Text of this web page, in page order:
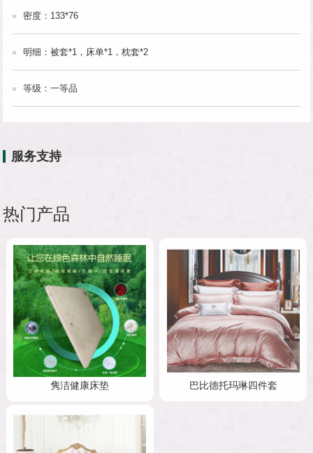
密度：133*76
明细：被套*1，床单*1，枕套*2
等级：一等品
服务支持
热门产品
隽洁健康床垫 巴比德托玛琳四件套